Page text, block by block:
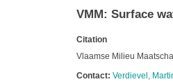
VMM: Surface
Citation
Vlaamse Milieu
Contact: Verdievel,